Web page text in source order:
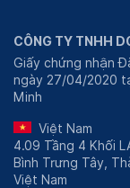
CÔNG TY TNHH
Giấy chứng nhận
ngày 27/04/2020
Minh
Việt Nam
4.09 Tầng 4 Khối
Bình Trưng Tây,
Việt Nam